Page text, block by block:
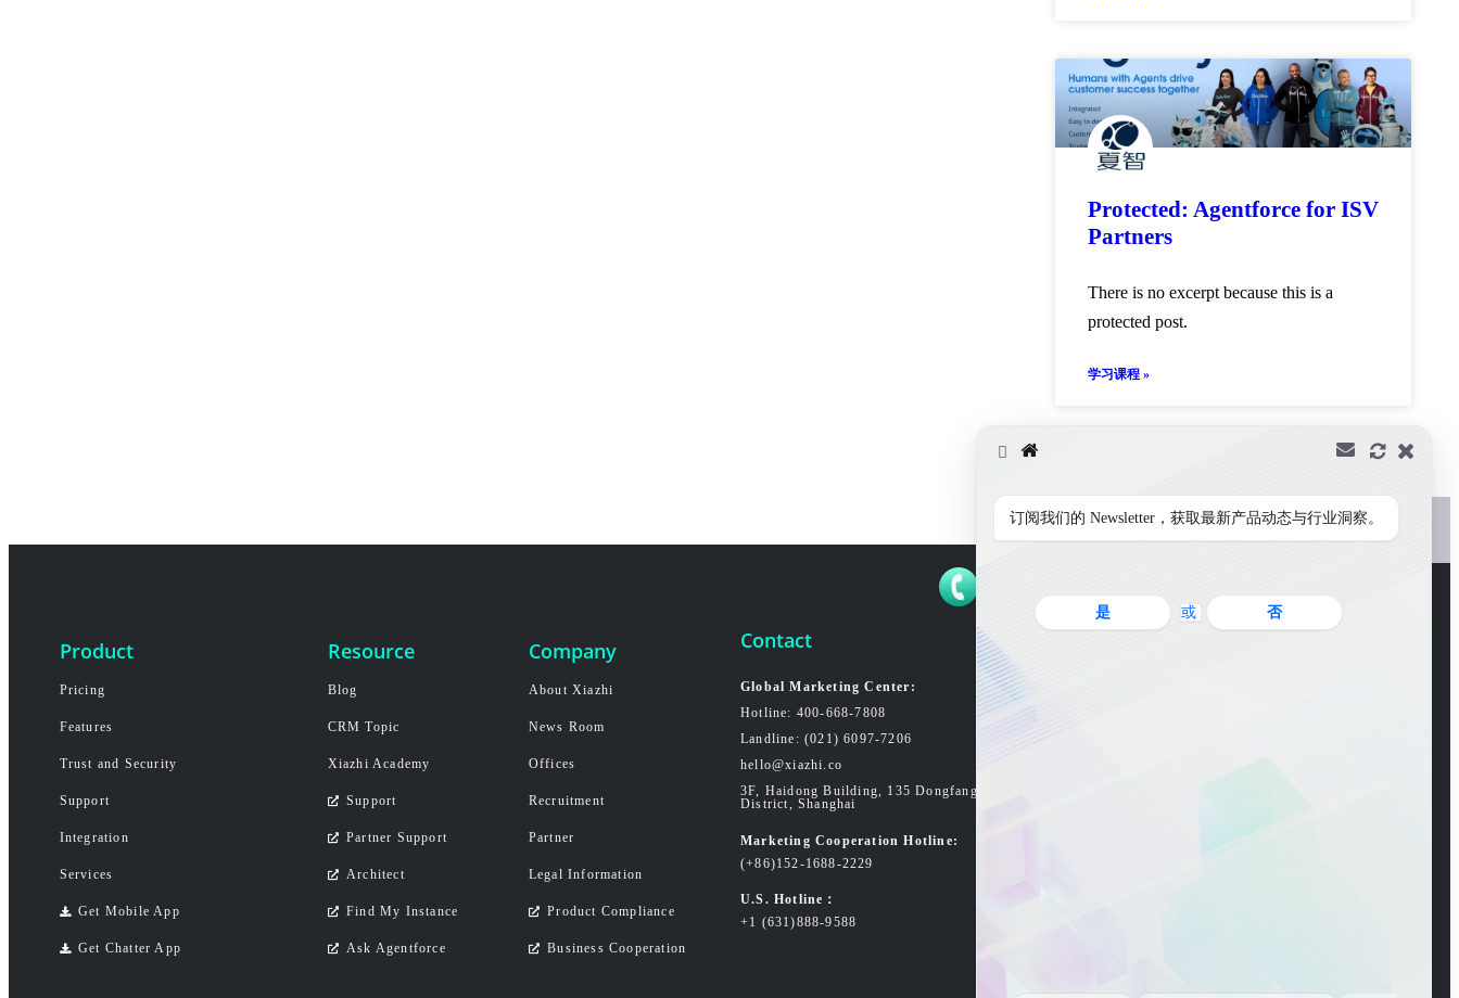
Protected: Agentforce for ISV
Partners
There is no excerpt because this is a
protected post.
学习课程 »
Product
Pricing
Features
Trust and Security
Support
Integration
Services
Get Mobile App
Get Chatter App
Resource
Blog
CRM Topic
Xiazhi Academy
Support
Partner Support
Architect
Find My Instance
Ask Agentforce
Company
About Xiazhi
News Room
Offices
Recruitment
Partner
Legal Information
Product Compliance
Business Cooperation
Contact
Global Marketing Center:
Hotline: 400-668-7808
Landline: (021) 6097-7206
hello@xiazhi.co
3F, Haidong Building, 135 Dongfang Road, Pudong New
District, Shanghai
Marketing Cooperation Hotline:
(+86)152-1688-2229
U.S. Hotline：
+1 (631)888-9588
订阅我们的 Newsletter，获取最新产品动态与行业洞察。
是 或 否